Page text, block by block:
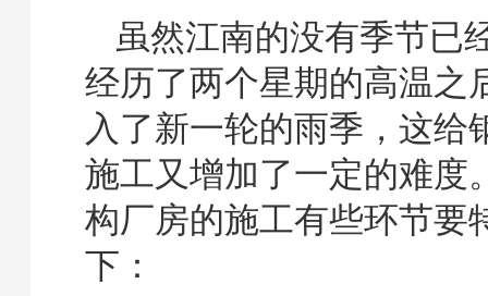
虽然江南的没有季节已
经历了两个星期的高温之
入了新一轮的雨季，这给
施工又增加了一定的难度
构厂房的施工有些环节要
下：